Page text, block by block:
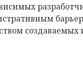
создаваемых